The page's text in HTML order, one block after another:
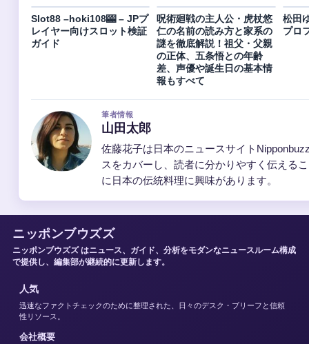
Slot88 –hoki108🎰 – JPプ
レイヤー向けスロット検証
ガイド
呪術廻戦の主人公・虎杖悠
仁の名前の読み方と家系の
謎を徹底解説！祖父・父親
の正体、五条悟との年齢
差、声優や誕生日の基本情
報もすべて
松田
プロ
筆者情報
山田太郎
佐藤花子は日本のニュースサイト
スをカバーし、読者に分かりやすく伝える
に日本の伝統料理に興味があります。
ニッポンブウズズ
ニッポンブウズズ はニュース、ガイド、分析をモダンなニュースルーム構成
で提供し、編集部が継続的に更新します。
人気
迅速なファクトチェックのために整理された、日々のデスク・ブリーフと信頼
性リソース。
会社概要